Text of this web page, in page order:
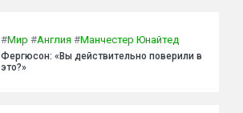
#Мир #Англия #Манчестер Юнайтед
Фергюсон: «Вы действительно поверили в
это?»